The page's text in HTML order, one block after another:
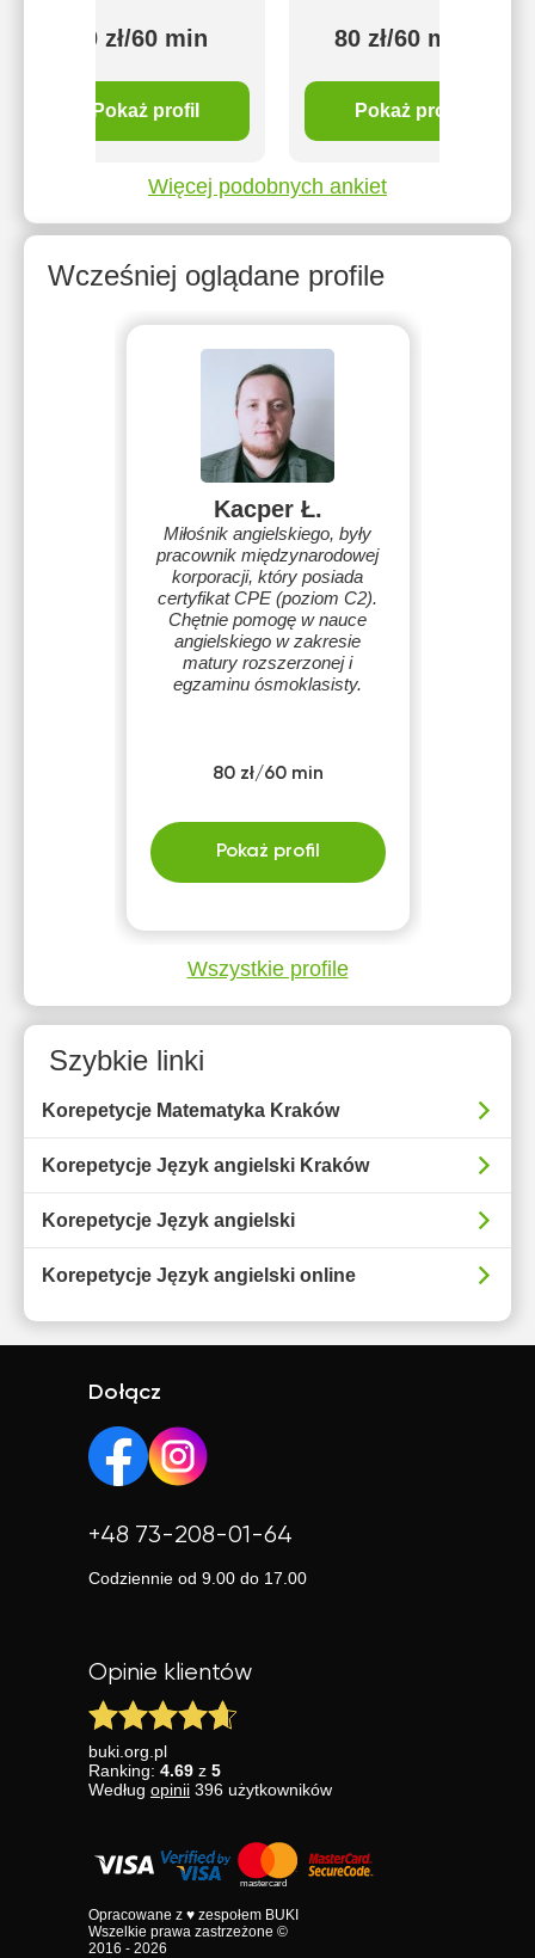
80 zł/60 min
Pokaż profil
80 zł/60 min
Pokaż profil
Więcej podobnych ankiet
Wcześniej oglądane profile
Kacper Ł.
Miłośnik angielskiego, były
pracownik międzynarodowej
korporacji, który posiada
certyfikat CPE (poziom C2).
Chętnie pomogę w nauce
angielskiego w zakresie
matury rozszerzonej i
egzaminu ósmoklasisty.
80 zł/60 min
Pokaż profil
Wszystkie profile
Szybkie linki
Korepetycje Matematyka Kraków
Korepetycje Język angielski Kraków
Korepetycje Język angielski
Korepetycje Język angielski online
Dołącz
+48 73-208-01-64
Codziennie od 9.00 do 17.00
Opinie klientów
buki.org.pl
Ranking: 4.69 z 5
Według opinii 396 użytkowników
Opracowane z ♥ zespołem BUKI
Wszelkie prawa zastrzeżone ©
2016 - 2026